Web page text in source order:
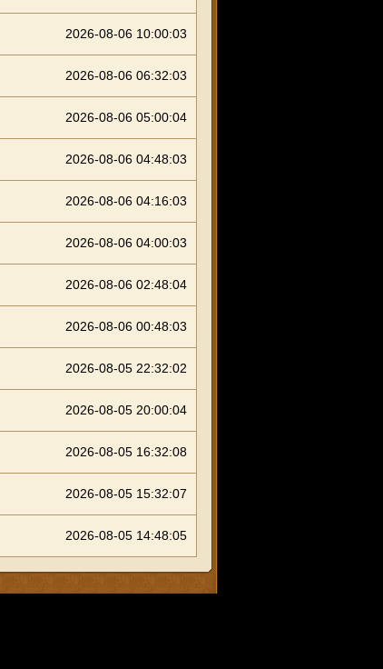
2026-08-06 10:00:03
2026-08-06 06:32:03
2026-08-06 05:00:04
2026-08-06 04:48:03
2026-08-06 04:16:03
2026-08-06 04:00:03
2026-08-06 02:48:04
2026-08-06 00:48:03
2026-08-05 22:32:02
2026-08-05 20:00:04
2026-08-05 16:32:08
2026-08-05 15:32:07
2026-08-05 14:48:05